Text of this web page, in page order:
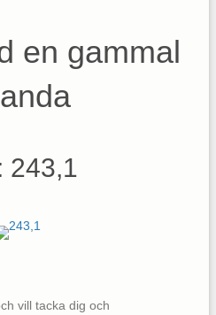
en gammal
243,1
vill tacka dig och